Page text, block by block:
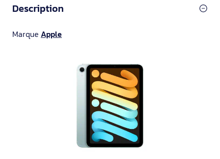
Description
Marque Apple